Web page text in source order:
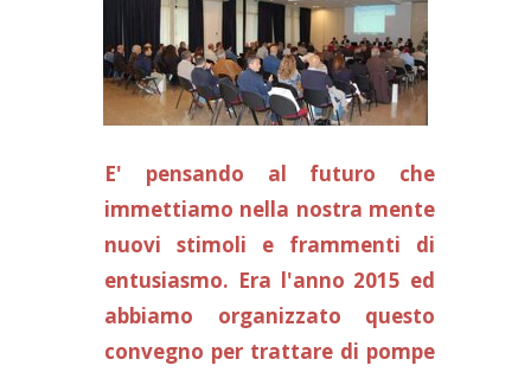
E' pensando al futuro che
immettiamo nella nostra mente
nuovi stimoli e frammenti di
entusiasmo. Era l'anno 2015 ed
abbiamo organizzato questo
convegno per trattare di pompe